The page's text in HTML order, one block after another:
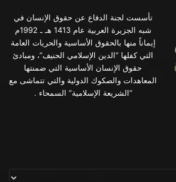
تأسست لجنة الدفاع عن حقوق الإنسان في
شبه الجزيرة العربية عام 1413 هـ ـ 1992م
إيماناً منها بالحقوق الأساسية والحريات العامة
التي كفلها “الدين الإسلامي الحنيف”، ومبادئ
حقوق الإنسان الأساسية التي ضمنتها
المعاهدات والصكوك الدولية والتي تتماشى مع
“الشريعة الإسلامية” السمحاء .